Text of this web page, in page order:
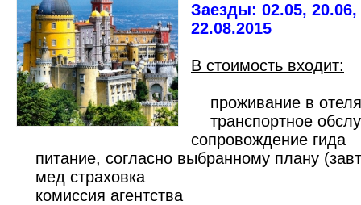
Заезды: 02.05, 20.06,
22.08.2015
В стоимость входит:
проживание в
транспортное
сопровождение гида
питание, согласно выбранному плану
мед страховка
комиссия агентства